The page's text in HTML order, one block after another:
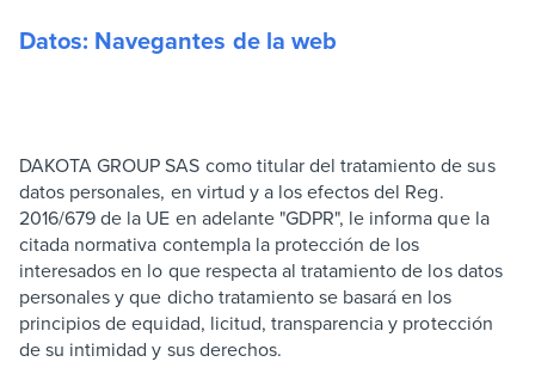
Datos: Navegantes de la web
DAKOTA GROUP SAS como titular del tratamiento de sus
datos personales, en virtud y a los efectos del Reg.
2016/679 de la UE en adelante "GDPR", le informa que la
citada normativa contempla la protección de los
interesados en lo que respecta al tratamiento de los datos
personales y que dicho tratamiento se basará en los
principios de equidad, licitud, transparencia y protección
de su intimidad y sus derechos.